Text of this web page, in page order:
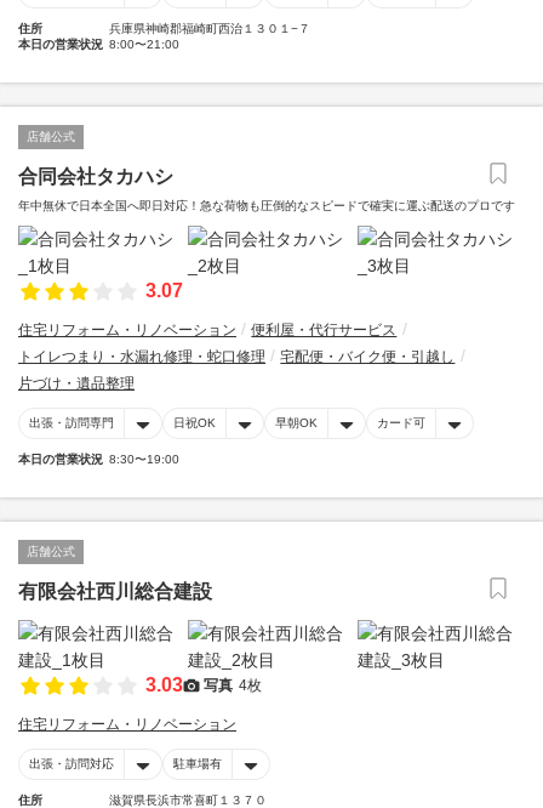
住所
兵庫県神崎郡福崎町西治１３０１−７
本日の営業状況 8:00〜21:00
店舗公式
合同会社タカハシ
年中無休で日本全国へ即日対応！急な荷物も圧倒的なスピードで確実に運ぶ配送のプロです
3.07
住宅リフォーム・リノベーション
便利屋・代行サービス
トイレつまり・水漏れ修理・蛇口修理
宅配便・バイク便・引越し
片づけ・遺品整理
出張・訪問専門 日祝OK 早朝OK カード可
本日の営業状況 8:30〜19:00
店舗公式
有限会社西川総合建設
3.03 写真 4枚
住宅リフォーム・リノベーション
出張・訪問対応 駐車場有
住所
滋賀県長浜市常喜町１３７０